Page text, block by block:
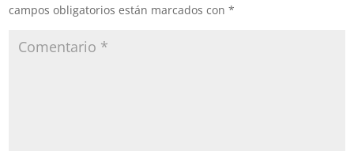
campos obligatorios están marcados con*